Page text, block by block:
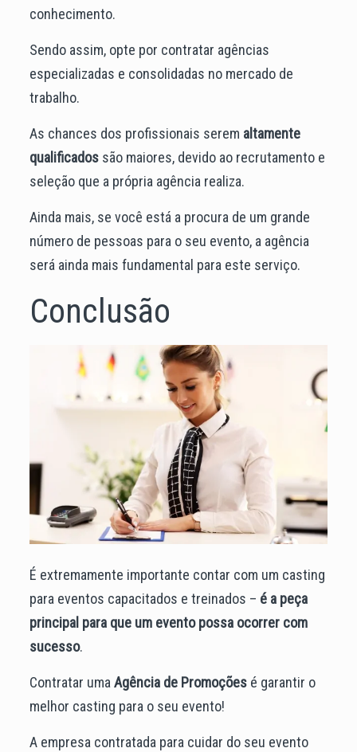
conhecimento.
Sendo assim, opte por contratar agências
especializadas e consolidadas no mercado de
trabalho.
As chances dos profissionais serem altamente
qualificadossão maiores, devido ao recrutamento e
seleção que a própria agência realiza.
Ainda mais, se você está a procura de um grande
número de pessoas para o seu evento, a agência
será ainda mais fundamental para este serviço.
Conclusão
É extremamente importante contar com um casting
para eventos capacitados e treinados – é a peça
principal para que um evento possa ocorrer com
sucesso.
Contratar uma Agência de Promoçõesé garantir o
melhor casting para o seu evento!
A empresa contratada para cuidar do seu evento